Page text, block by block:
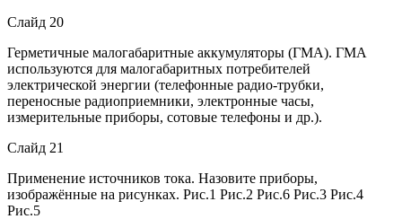
Слайд 20
Герметичные малогабаритные аккумуляторы (ГМА). ГМА
используются для малогабаритных потребителей
электрической энергии (телефонные радио-трубки,
переносные радиоприемники, электронные часы,
измерительные приборы, сотовые телефоны и др.).
Слайд 21
Применение источников тока. Назовите приборы,
изображённые на рисунках. Рис.1 Рис.2 Рис.6 Рис.3 Рис.4
Рис.5